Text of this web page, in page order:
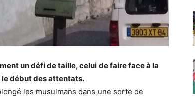
un défi de taille, celui de faire face à la
début des attentats.
les musulmans dans une sorte de